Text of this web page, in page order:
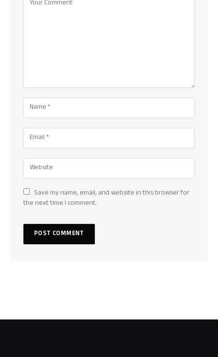
Save my name, email, and website in this browser for
the next time I comment.